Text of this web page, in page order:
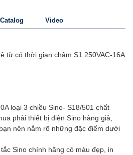
Catalog Video
từ có thời gian chậm S1 250VAC-16A
loại 3 chiều Sino- S18/501 chất
phải thiết bị điện Sino hàng giả,
nên nắm rõ những đặc điểm dưới
Sino chính hãng có màu đẹp, in